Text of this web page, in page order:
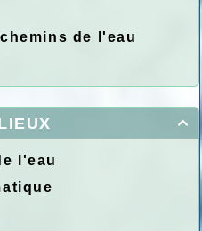
de l'eau

l'eau